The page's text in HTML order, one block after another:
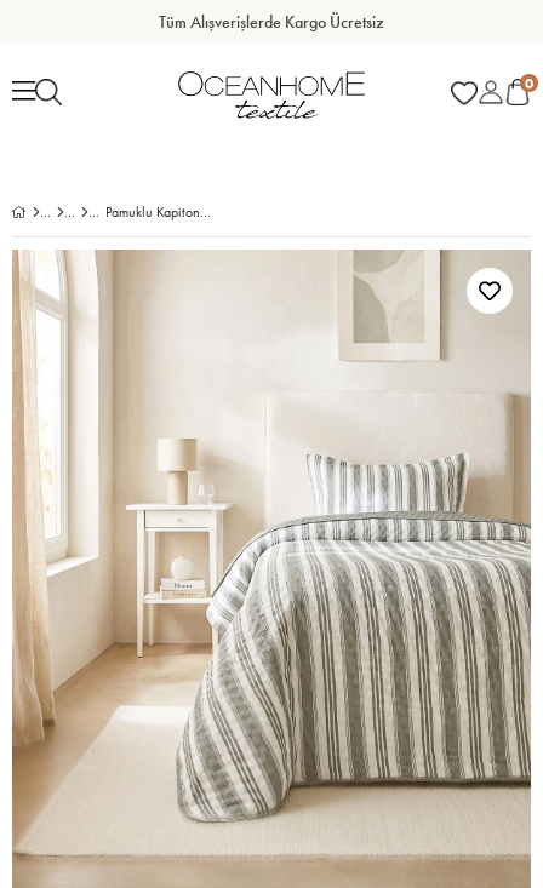
Tüm Alışverişlerde Kargo Ücretsiz
0
Pamuklu Kapitoneli Haki Renk Çizgi Desen Tek Kişilik Yatak Örtüsü Seti 1 Adet 180 x 230 / 1 Adet 50 x 70 cm